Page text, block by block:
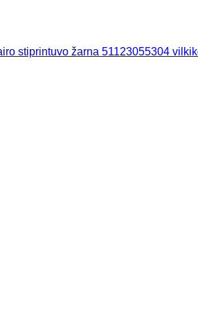
stiprintuvo žarna 51123055304